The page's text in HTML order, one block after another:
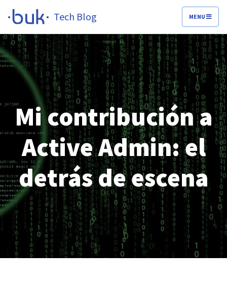
Tech Blog MENU
Mi contribución a
Active Admin: el
detrás de escena